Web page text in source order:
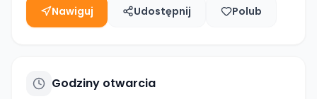
Nawiguj Udostępnij Polub
Godziny otwarcia